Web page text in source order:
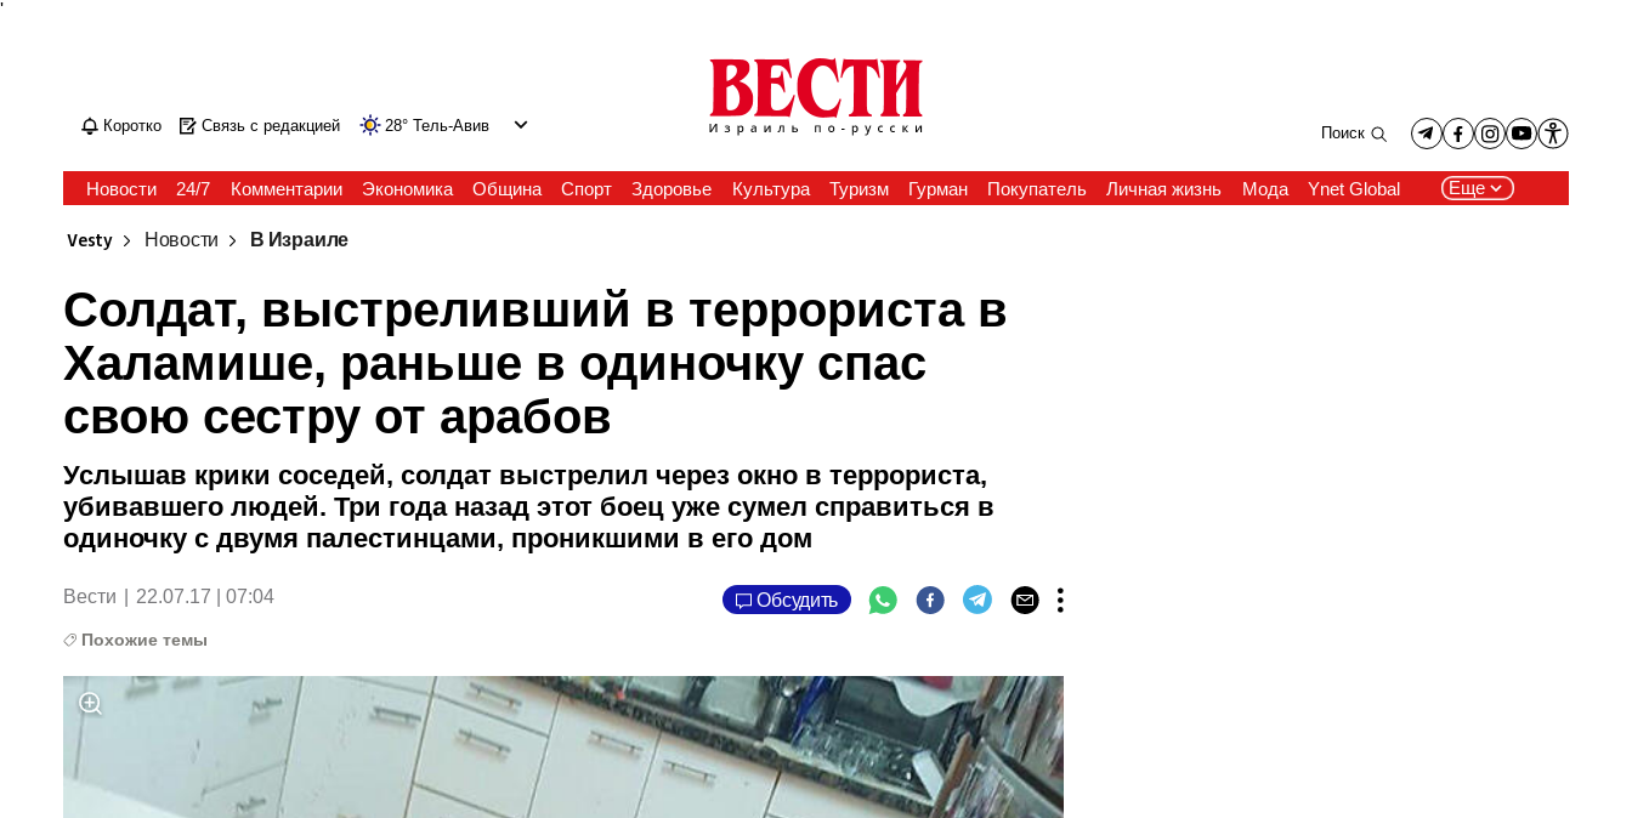
'
Коротко Связь с редакцией 28° Тель-Авив Поиск
Новости 24/7 Комментарии Экономика Община Спорт Здоровье Культура Туризм Гурман Покупатель Личная жизнь Мода Ynet Global Еще
Vesty Новости В Израиле
Солдат, выстреливший в террориста в
Халамише, раньше в одиночку спас
свою сестру от арабов
Услышав крики соседей, солдат выстрелил через окно в террориста,
убивавшего людей. Три года назад этот боец уже сумел справиться в
одиночку с двумя палестинцами, проникшими в его дом
Вести 22.07.17 | 07:04 Обсудить
Похожие темы